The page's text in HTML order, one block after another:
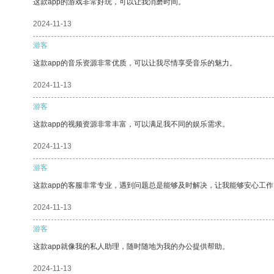
这款app的游戏非常好玩，可以让我消磨时间。
2024-11-13
游客
这款app的音乐资源非常优质，可以让我尽情享受音乐的魅力。
2024-11-13
游客
这款app的视频资源非常丰富，可以满足我不同的娱乐需求。
2024-11-13
游客
这款app的客服非常专业，遇到问题总是能够及时解决，让我能够安心工
2024-11-13
游客
这款app就像我的私人助理，随时随地为我的办公提供帮助。
2024-11-13